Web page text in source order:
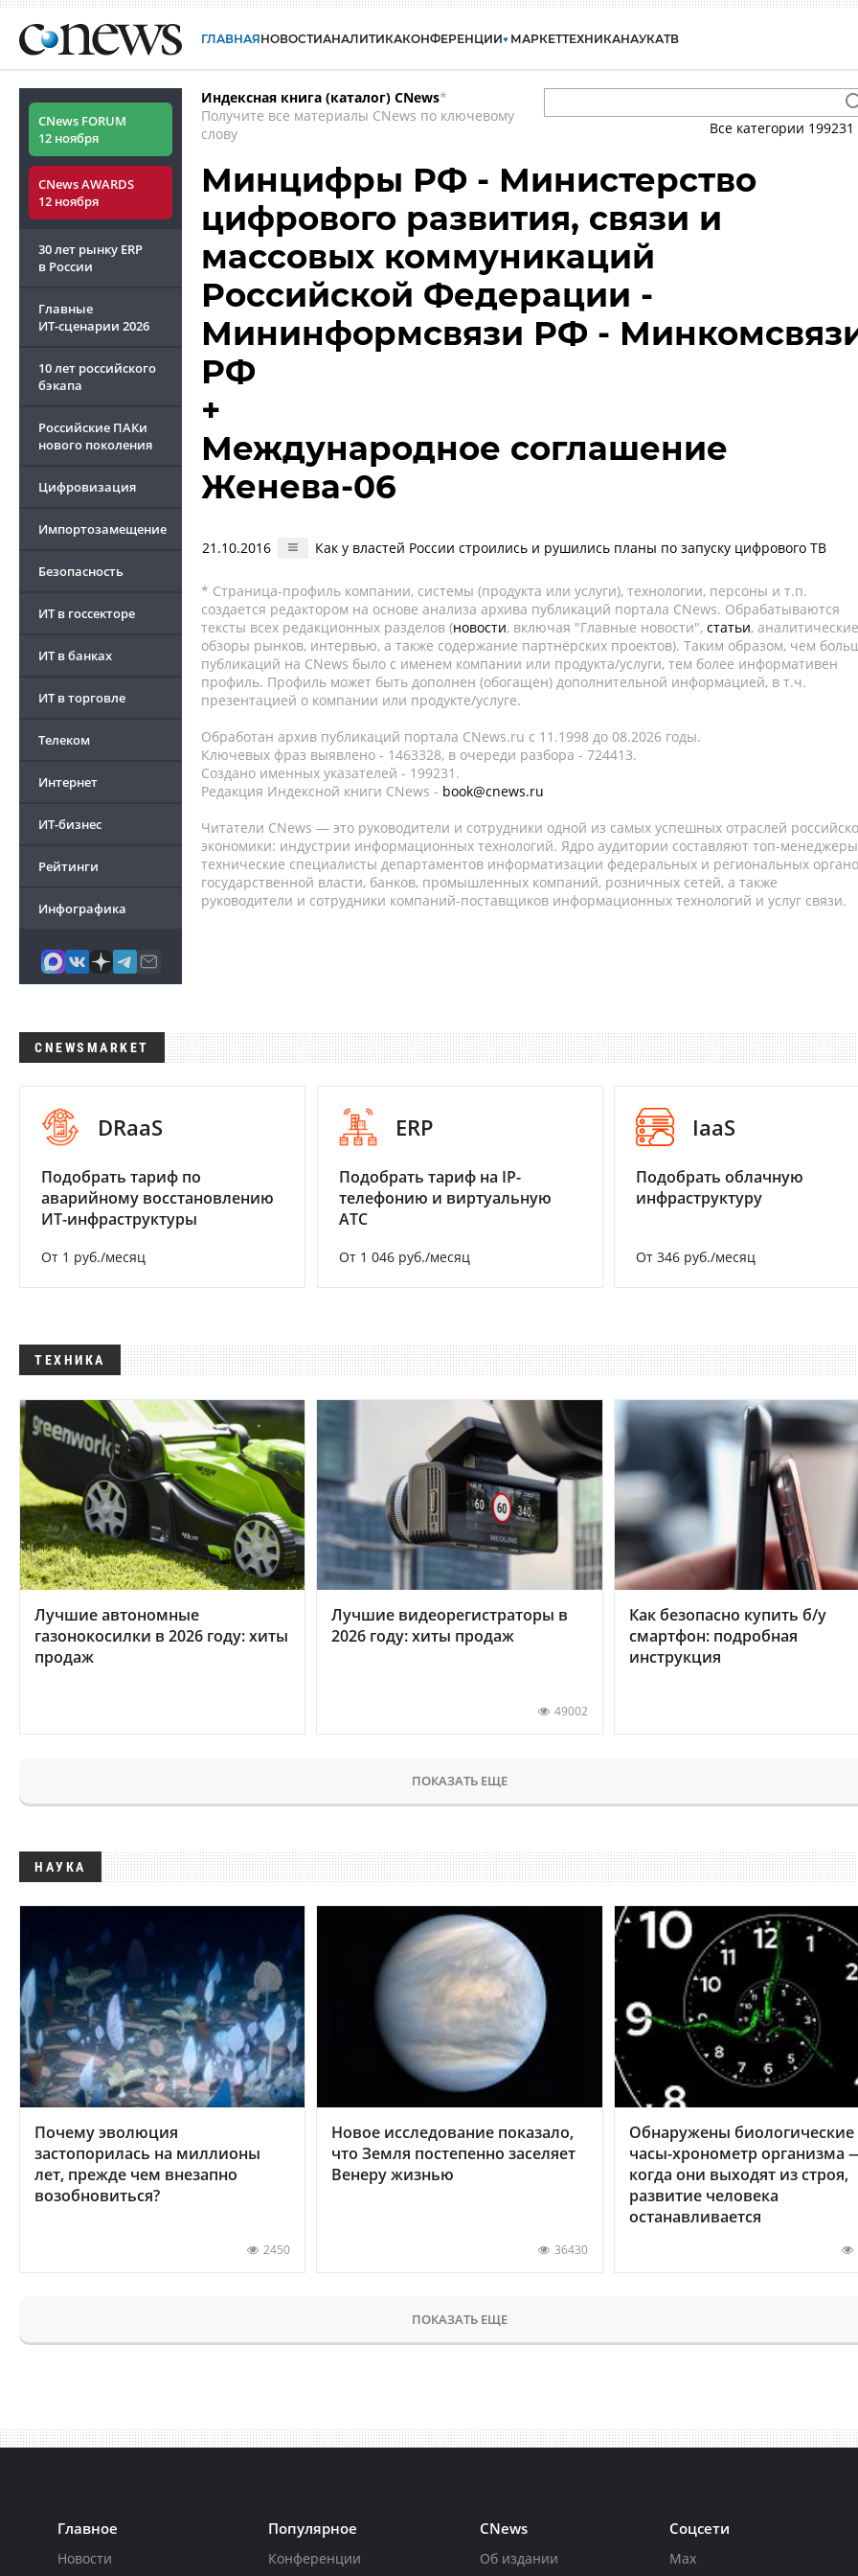
ГЛАВНАЯНОВОСТИАНАЛИТИКАКОНФЕРЕНЦИИ МАРКЕТТЕХНИКАНАУКАТВ
CNews FORUM
12 ноября
CNews AWARDS
12 ноября
30 лет рынку ERP
в России
Главные
ИТ-сценарии 2026
10 лет российского
бэкапа
Российские ПАКи
нового поколения
Цифровизация
Импортозамещение
Безопасность
ИТ в госсекторе
ИТ в банках
ИТ в торговле
Телеком
Интернет
ИТ-бизнес
Рейтинги
Инфографика
Индексная книга (каталог) CNews*
Получите все материалы CNews по ключевому
слову
Все категории 199231
Минцифры РФ - Министерство
цифрового развития, связи и
массовых коммуникаций
Российской Федерации -
Мининформсвязи РФ -
РФ
+
Международное соглашение
Женева-06
21.10.2016 Как у властей России строились и рушились планы по запуску цифрового ТВ
* Страница-профиль компании, системы (продукта или услуги), технологии, персоны и т.п.
создается редактором на основе анализа архива публикаций портала CNews. Обрабатываются
тексты всех редакционных разделов (новости, включая "Главные новости", статьи, аналитические
обзоры рынков, интервью, а также содержание партнёрских проектов). Таким образом, чем
публикаций на CNews было с именем компании или продукта/услуги, тем более информативен
профиль. Профиль может быть дополнен (обогащен) дополнительной информацией, в т.ч.
презентацией о компании или продукте/услуге.
Обработан архив публикаций портала CNews.ru c 11.1998 до 08.2026 годы.
Ключевых фраз выявлено - 1463328, в очереди разбора - 724413.
Создано именных указателей - 199231.
Редакция Индексной книги CNews - book@cnews.ru
Читатели CNews — это руководители и сотрудники одной из самых успешных отраслей
экономики: индустрии информационных технологий. Ядро аудитории составляют топ-
технические специалисты департаментов информатизации федеральных и региональных
государственной власти, банков, промышленных компаний, розничных сетей, а также
руководители и сотрудники компаний-поставщиков информационных технологий и услуг связи.
CNEWSMARKET
DRaaS
Подобрать тариф по
аварийному восстановлению
ИТ-инфраструктуры
От 1 руб./месяц
ERP
Подобрать тариф на IP-
телефонию и виртуальную
АТС
От 1 046 руб./месяц
IaaS
Подобрать облачную
инфраструктуру
От 346 руб./месяц
ТЕХНИКА
Лучшие автономные
газонокосилки в 2026 году: хиты
продаж
Лучшие видеорегистраторы в
2026 году: хиты продаж
49002
Как безопасно купить б/у
смартфон: подробная
инструкция
ПОКАЗАТЬ ЕЩЕ
НАУКА
Почему эволюция
застопорилась на миллионы
лет, прежде чем внезапно
возобновиться?
2450
Новое исследование показало,
что Земля постепенно заселяет
Венеру жизнью
36430
Обнаружены биологические
часы-хронометр организма
когда они выходят из строя,
развитие человека
останавливается
ПОКАЗАТЬ ЕЩЕ
Главное
Новости
Популярное
Конференции
CNews
Об издании
Соцсети
Max